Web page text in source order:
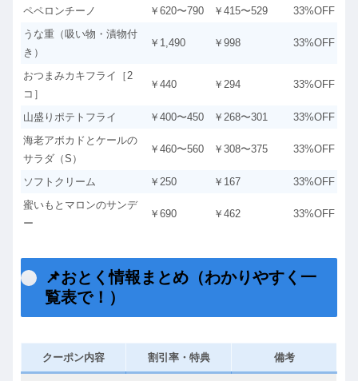
ペペロンチーノ ￥620〜790 ￥415〜529
33%OFF
うな重（吸い物・漬物付
き）
￥1,490 ￥998 33%OFF
おつまみカキフライ［2
コ］
￥440 ￥294 33%OFF
山盛りポテトフライ ￥400〜450 ￥268〜301
33%OFF
海老アボカドとケールの
サラダ（S）
￥460〜560 ￥308〜375 33%OFF
ソフトクリーム ￥250 ￥167
33%OFF
蜜いもとマロンのサンデ
ー
￥690 ￥462 33%OFF
📌おとく情報まとめ（わかりやすく一
覧表で！）
クーポン内容 割引率・特典 備考